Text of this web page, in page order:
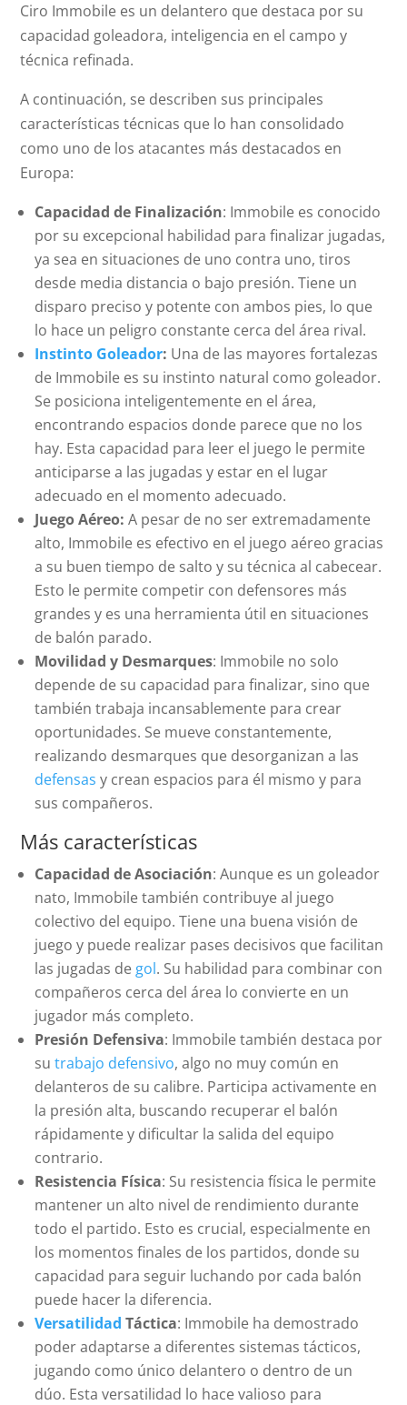
Ciro Immobile es un delantero que destaca por su
capacidad goleadora, inteligencia en el campo y
técnica refinada.
A continuación, se describen sus principales
características técnicas que lo han consolidado
como uno de los atacantes más destacados en
Europa:
Capacidad de Finalización: Immobile es conocido
por su excepcional habilidad para finalizar jugadas,
ya sea en situaciones de uno contra uno, tiros
desde media distancia o bajo presión. Tiene un
disparo preciso y potente con ambos pies, lo que
lo hace un peligro constante cerca del área rival.
Instinto Goleador: Una de las mayores fortalezas
de Immobile es su instinto natural como goleador.
Se posiciona inteligentemente en el área,
encontrando espacios donde parece que no los
hay. Esta capacidad para leer el juego le permite
anticiparse a las jugadas y estar en el lugar
adecuado en el momento adecuado.
Juego Aéreo: A pesar de no ser extremadamente
alto, Immobile es efectivo en el juego aéreo gracias
a su buen tiempo de salto y su técnica al cabecear.
Esto le permite competir con defensores más
grandes y es una herramienta útil en situaciones
de balón parado.
Movilidad y Desmarques: Immobile no solo
depende de su capacidad para finalizar, sino que
también trabaja incansablemente para crear
oportunidades. Se mueve constantemente,
realizando desmarques que desorganizan a las
defensas y crean espacios para él mismo y para
sus compañeros.
Más características
Capacidad de Asociación: Aunque es un goleador
nato, Immobile también contribuye al juego
colectivo del equipo. Tiene una buena visión de
juego y puede realizar pases decisivos que facilitan
las jugadas de gol. Su habilidad para combinar con
compañeros cerca del área lo convierte en un
jugador más completo.
Presión Defensiva: Immobile también destaca por
sutrabajo defensivo, algo no muy común en
delanteros de su calibre. Participa activamente en
la presión alta, buscando recuperar el balón
rápidamente y dificultar la salida del equipo
contrario.
Resistencia Física: Su resistencia física le permite
mantener un alto nivel de rendimiento durante
todo el partido. Esto es crucial, especialmente en
los momentos finales de los partidos, donde su
capacidad para seguir luchando por cada balón
puede hacer la diferencia.
Versatilidad Táctica: Immobile ha demostrado
poder adaptarse a diferentes sistemas tácticos,
jugando como único delantero o dentro de un
dúo. Esta versatilidad lo hace valioso para